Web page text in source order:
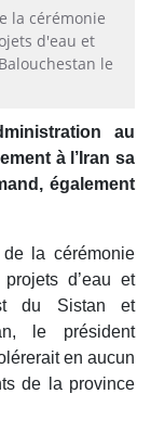
la cérémonie
d'eau et
le
au
à l’Iran sa
également
la cérémonie
d’eau et
du Sistan et
le président
en aucun
de la province